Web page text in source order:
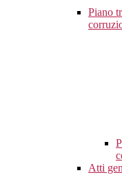
Piano
Atti